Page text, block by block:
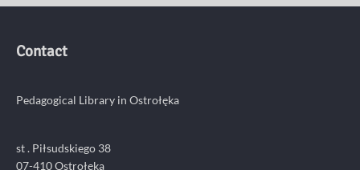
Contact
Pedagogical Library in Ostrołęka
st . Piłsudskiego 38
07-410 Ostrołęka